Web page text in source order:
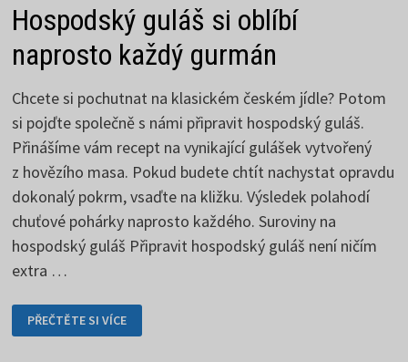
Hospodský guláš si oblíbí
naprosto každý gurmán
Chcete si pochutnat na klasickém českém jídle? Potom
si pojďte společně s námi připravit hospodský guláš.
Přinášíme vám recept na vynikající gulášek vytvořený
z hovězího masa. Pokud budete chtít nachystat opravdu
dokonalý pokrm, vsaďte na kližku. Výsledek polahodí
chuťové pohárky naprosto každého. Suroviny na
hospodský guláš Připravit hospodský guláš není ničím
extra …
HOSPODSKÝ
GULÁŠ
SI
PŘEČTĚTE SI VÍCE